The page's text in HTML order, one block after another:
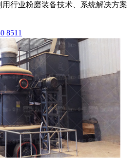
行业粉磨装备技术、系统解决方案
8511